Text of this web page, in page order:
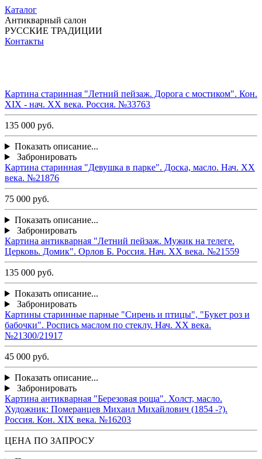
Каталог
Антикварный салон
РУССКИЕ ТРАДИЦИИ
Контакты
Картина старинная "Летний пейзаж. Дорога с мостиком". Кон.
ХIХ - нач. ХХ века. Россия. №33763
135 000 руб.
Показать описание...
Забронировать
Картина старинная "Девушка в парке". Доска, масло. Нач. ХХ
века. №21876
75 000 руб.
Показать описание...
Забронировать
Картина антикварная "Летний пейзаж. Мужик на телеге.
Церковь. Домик". Орлов Б. Россия. Нач. ХХ века. №21559
135 000 руб.
Показать описание...
Забронировать
Картины старинные парные "Сирень и птицы", "Букет роз и
бабочки". Роспись маслом по стеклу. Нач. ХХ века.
№21300/21917
45 000 руб.
Показать описание...
Забронировать
Картина антикварная "Березовая роща". Холст, масло.
Художник: Померанцев Михаил Михайлович (1854 -?).
Россия. Кон. ХIХ века. №16203
ЦЕНА ПО ЗАПРОСУ